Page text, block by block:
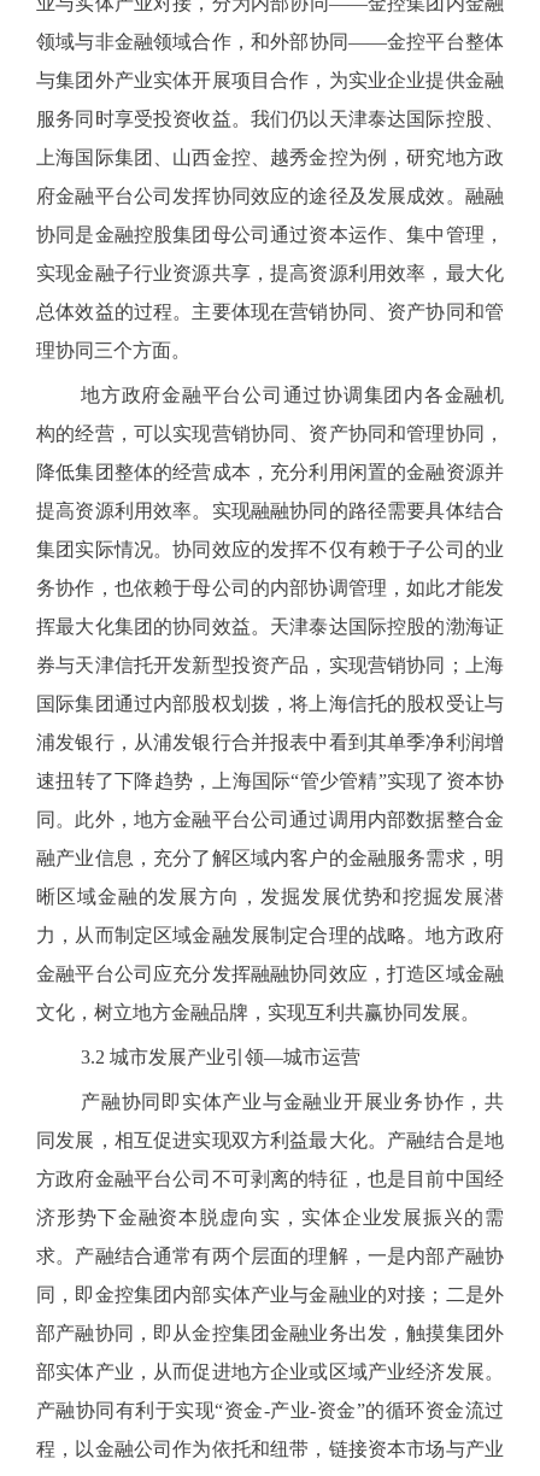
领域与非金融领域合作，和外部协同——金控平台整体
与集团外产业实体开展项目合作，为实业企业提供金融
服务同时享受投资收益。我们仍以天津泰达国际控股、
上海国际集团、山西金控、越秀金控为例，研究地方政
府金融平台公司发挥协同效应的途径及发展成效。融融
协同是金融控股集团母公司通过资本运作、集中管理，
实现金融子行业资源共享，提高资源利用效率，最大化
总体效益的过程。主要体现在营销协同、资产协同和管
理协同三个方面。
地方政府金融平台公司通过协调集团内各金融机
构的经营，可以实现营销协同、资产协同和管理协同，
降低集团整体的经营成本，充分利用闲置的金融资源并
提高资源利用效率。实现融融协同的路径需要具体结合
集团实际情况。协同效应的发挥不仅有赖于子公司的业
务协作，也依赖于母公司的内部协调管理，如此才能发
挥最大化集团的协同效益。天津泰达国际控股的渤海证
券与天津信托开发新型投资产品，实现营销协同；上海
国际集团通过内部股权划拨，将上海信托的股权受让与
浦发银行，从浦发银行合并报表中看到其单季净利润增
速扭转了下降趋势，上海国际“管少管精”实现了资本协
同。此外，地方金融平台公司通过调用内部数据整合金
融产业信息，充分了解区域内客户的金融服务需求，明
晰区域金融的发展方向，发掘发展优势和挖掘发展潜
力，从而制定区域金融发展制定合理的战略。地方政府
金融平台公司应充分发挥融融协同效应，打造区域金融
文化，树立地方金融品牌，实现互利共赢协同发展。
3.2 城市发展产业引领—城市运营
产融协同即实体产业与金融业开展业务协作，共
同发展，相互促进实现双方利益最大化。产融结合是地
方政府金融平台公司不可剥离的特征，也是目前中国经
济形势下金融资本脱虚向实，实体企业发展振兴的需
求。产融结合通常有两个层面的理解，一是内部产融协
同，即金控集团内部实体产业与金融业的对接；二是外
部产融协同，即从金控集团金融业务出发，触摸集团外
部实体产业，从而促进地方企业或区域产业经济发展。
产融协同有利于实现“资金-产业-资金”的循环资金流过
程，以金融公司作为依托和纽带，链接资本市场与产业